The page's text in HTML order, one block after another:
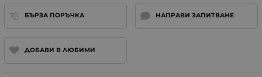
БЪРЗА ПОРЪЧКА НАПРАВИ ЗАПИТВАНЕ
ДОБАВИ В ЛЮБИМИ